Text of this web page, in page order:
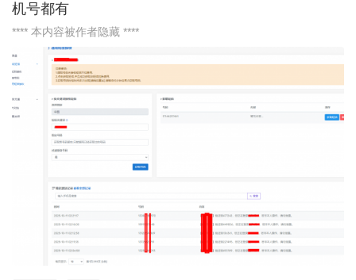
机号都有
**** 本内容被作者隐藏 ****